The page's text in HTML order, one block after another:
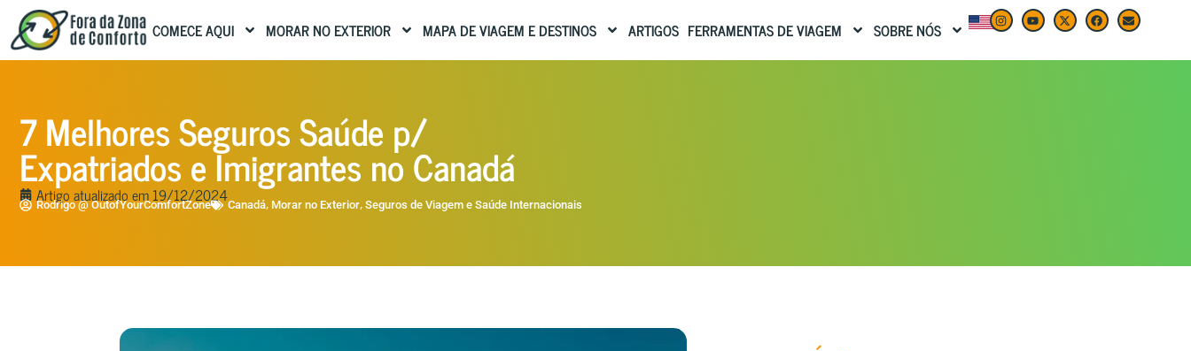
COMECE AQUI MORAR NO EXTERIOR MAPA DE VIAGEM E DESTINOS ARTIGOS FERRAMENTAS DE VIAGEM SOBRE NÓS
7 Melhores Seguros Saúde p/
Expatriados e Imigrantes no Canadá
Artigo atualizado em19/12/2024
Rodrigo @ OutofYourComfortZone Canadá, Morar no Exterior, Seguros de Viagem e Saúde Internacionais